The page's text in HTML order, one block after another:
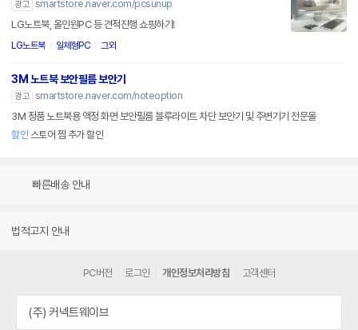
광고 smartstore.naver.com/pcsunup
LG노트북, 올인원PC 등 견적진행 쇼핑하기!
LG노트북 일체형PC 그외
3M 노트북 보안필름 보안기
광고 smartstore.naver.com/noteoption
3M 정품 노트북용 액정 화면 보안필름 블루라이트 차단 보안기 및 주변기기 전문몰
할인 스토어 찜 추가 할인
빠른배송 안내
법적고지 안내
PC버전 로그인 개인정보처리방침 고객센터
(주) 커넥트웨이브